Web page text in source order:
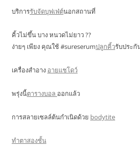
บริการรับจัดบุฟเฟ่ต์นอกสถานที่
คิ้วไม่ขึ้น บาง หนวดไม่ยาว ??
ง่ายๆ เพียง คุณใช้ #sureserumปลูกคิ้วรับประกั
เครื่องสำอาง อายแชโดว์
พรุ่งนี้ตารางบอล ออกแล้ว
การสลายเซลล์ต้นกำเนิดด้วย bodytite
ทำตาสองชั้น